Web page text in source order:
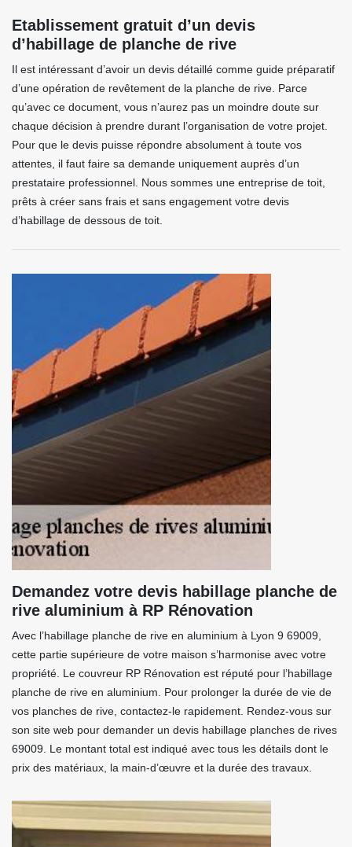
Etablissement gratuit d’un devis
d’habillage de planche de rive
Il est intéressant d’avoir un devis détaillé comme guide préparatif
d’une opération de revêtement de la planche de rive. Parce
qu’avec ce document, vous n’aurez pas un moindre doute sur
chaque décision à prendre durant l’organisation de votre projet.
Pour que le devis puisse répondre absolument à toute vos
attentes, il faut faire sa demande uniquement auprès d’un
prestataire professionnel. Nous sommes une entreprise de toit,
prêts à créer sans frais et sans engagement votre devis
d’habillage de dessous de toit.
Demandez votre devis habillage planche de
rive aluminium à RP Rénovation
Avec l’habillage planche de rive en aluminium à Lyon 9 69009,
cette partie supérieure de votre maison s’harmonise avec votre
propriété. Le couvreur RP Rénovation est réputé pour l’habillage
planche de rive en aluminium. Pour prolonger la durée de vie de
vos planches de rive, contactez-le rapidement. Rendez-vous sur
son site web pour demander un devis habillage planches de rives
69009. Le montant total est indiqué avec tous les détails dont le
prix des matériaux, la main-d’œuvre et la durée des travaux.